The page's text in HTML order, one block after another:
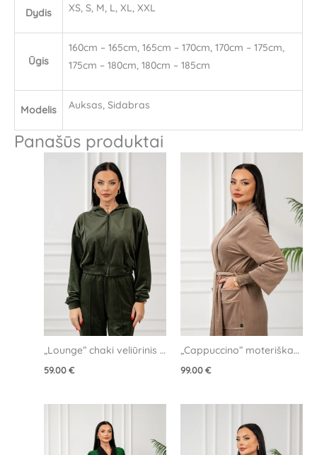
Dydis XS, S, M, L, XL, XXL
Ūgis
160cm – 165cm, 165cm – 170cm, 170cm – 175cm,
175cm – 180cm, 180cm – 185cm
Modelis Auksas, Sidabras
Panašūs produktai
„Lounge” chaki veliūrinis
59.00€
„Cappuccino” moteriškas
99.00€